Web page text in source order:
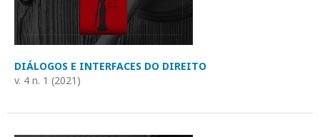
DIÁLOGOS E INTERFACES DO DIREITO
v. 4 n. 1 (2021)